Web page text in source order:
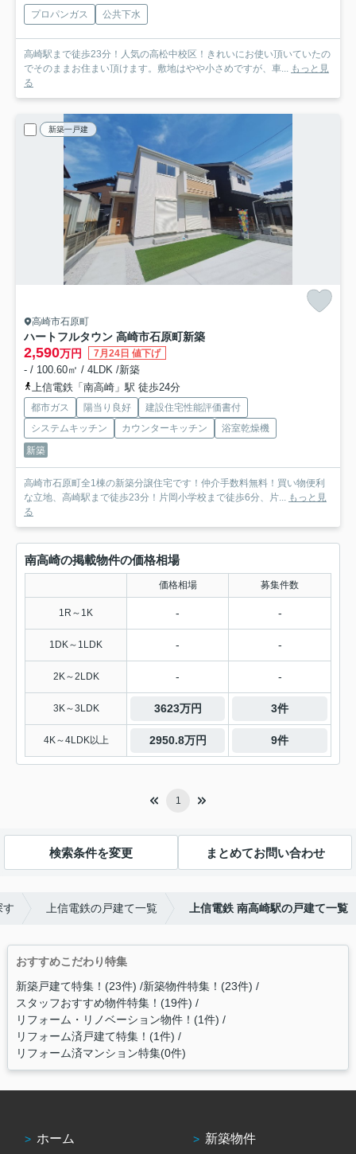
プロパンガス 公共下水
高崎駅まで徒歩23分！人気の高松中校区！きれいにお使い頂いていたの
でそのままお住まい頂けます。敷地はやや小さめですが、車... もっと見
る
新築一戸建
高崎市石原町
ハートフルタウン 高崎市石原町新築
2,590万円 7月24日 値下げ
- / 100.60㎡ / 4LDK /新築
上信電鉄「南高崎」駅 徒歩24分
都市ガス 陽当り良好
建設住宅性能評価書付
システムキッチン
カウンターキッチン
浴室乾燥機
新築
高崎市石原町全1棟の新築分譲住宅です！仲介手数料無料！買い物便利
な立地、高崎駅まで徒歩23分！片岡小学校まで徒歩6分、片... もっと見
る
南高崎の掲載物件の価格相場
価格相場 募集件数
1R～1K - -
1DK～1LDK - -
2K～2LDK - -
3K～3LDK 3623万円 3件
4K～4LDK以上 2950.8万円 9件
1
検索条件を変更 まとめてお問い合わせ
す 上信電鉄の戸建て一覧 上信電鉄 南高崎駅の戸建て一覧
おすすめこだわり特集
新築戸建て特集！(23件) 新築物件特集！(23件)
スタッフおすすめ物件特集！(19件)
リフォーム・リノベーション物件！(1件)
リフォーム済戸建て特集！(1件)
リフォーム済マンション特集(0件)
ホーム
新築物件